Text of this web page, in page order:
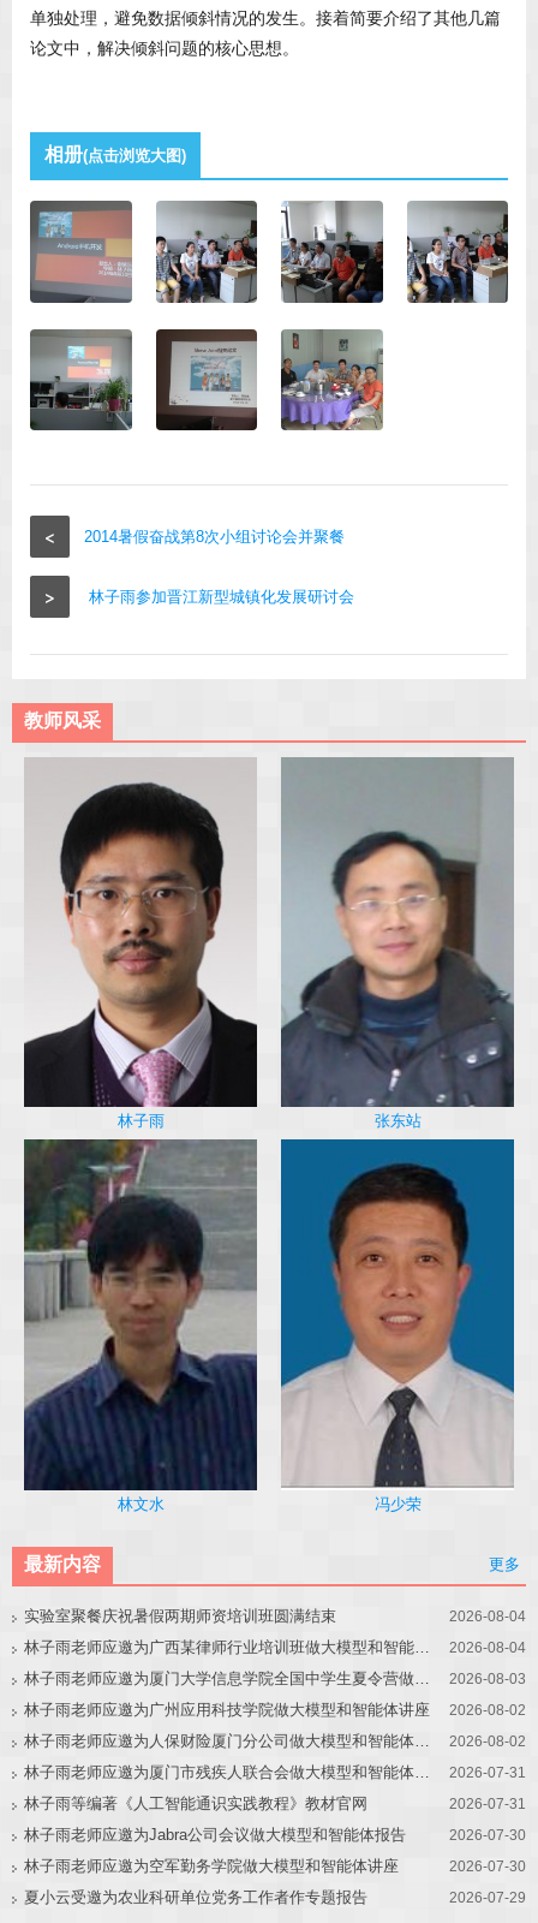
单独处理，避免数据倾斜情况的发生。接着简要介绍了其他几篇
论文中，解决倾斜问题的核心思想。
相册(点击浏览大图)
< 2014暑假奋战第8次小组讨论会并聚餐
> 林子雨参加晋江新型城镇化发展研讨会
教师风采
林子雨 张东站
林文水 冯少荣
最新内容 更多
实验室聚餐庆祝暑假两期师资培训班圆满结束 2026-08-04
林子雨老师应邀为广西某律师行业培训班做大模型和智能体讲座 2026-08-04
林子雨老师应邀为厦门大学信息学院全国中学生夏令营做大模型讲座 2026-08-03
林子雨老师应邀为广州应用科技学院做大模型和智能体讲座 2026-08-02
林子雨老师应邀为人保财险厦门分公司做大模型和智能体讲座 2026-08-02
林子雨老师应邀为厦门市残疾人联合会做大模型和智能体讲座 2026-07-31
林子雨等编著《人工智能通识实践教程》教材官网 2026-07-31
林子雨老师应邀为Jabra公司会议做大模型和智能体报告 2026-07-30
林子雨老师应邀为空军勤务学院做大模型和智能体讲座 2026-07-30
夏小云受邀为农业科研单位党务工作者作专题报告 2026-07-29